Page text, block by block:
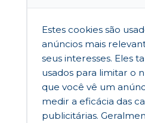
Estes cookies são
anúncios mais
seus interesses. Eles
usados para limitar o
que você vê um
medir a eficácia das
publicitárias.